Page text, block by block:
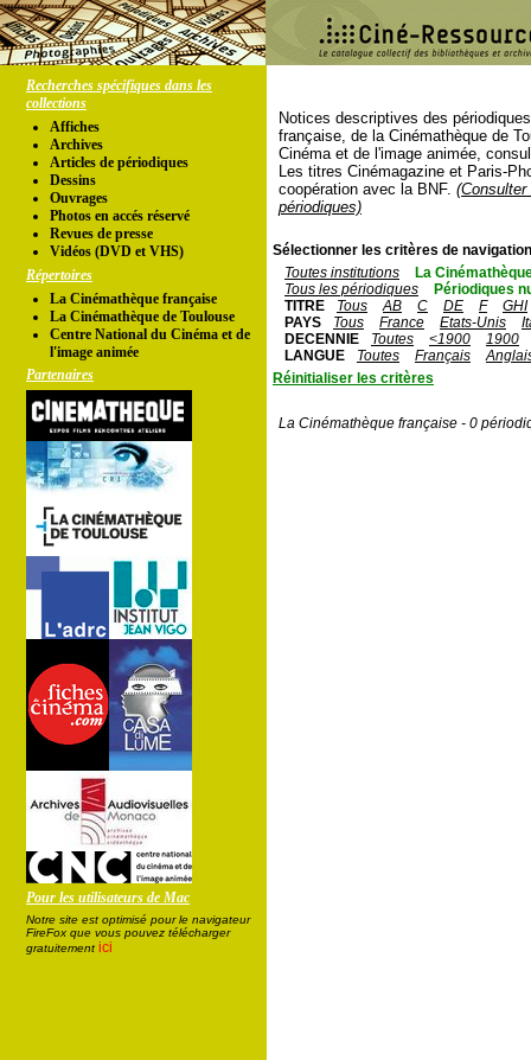
Recherches spécifiques dans les
collections
Affiches
Archives
Articles de périodiques
Dessins
Ouvrages
Photos en accés réservé
Revues de presse
Vidéos (DVD et VHS)
Répertoires
La Cinémathèque française
La Cinémathèque de Toulouse
Centre National du Cinéma et de
l'image animée
Partenaires
Pour les utilisateurs de Mac
Notre site est optimisé pour le navigateur
FireFox que vous pouvez télécharger
gratuitement ici
Notices descriptives des
française, de la Cinémathèque de
Cinéma et de l'image animée,
Les titres Cinémagazine et Paris-
coopération avec la BNF.
périodiques)
Sélectionner les critères de
Toutes institutions
La
Tous les périodiques
Périodiques
TITRE
Tous AB C DE F
GHI
PAYS
Tous France Etats-Unis
DECENNIE
Toutes <1900
1900
LANGUE
Toutes Français
Réinitialiser les critères
La Cinémathèque française - 0